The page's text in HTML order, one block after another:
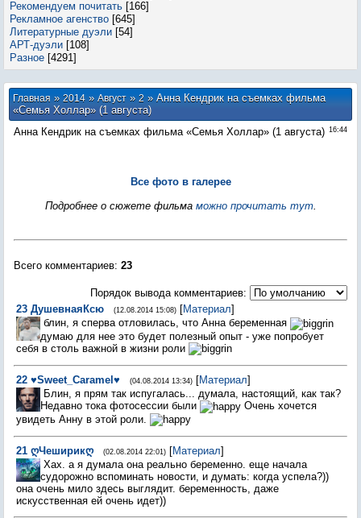
Рекомендуем почитать [166]
Рекламное агенство [645]
Литературные дуэли [54]
АРТ-дуэли [108]
Разное [4291]
Главная»2014 » Август » 2» Анна Кендрик на съемках фильма
«Семья Холлар» (1 августа)
16:44
Анна Кендрик на съемках фильма «Семья Холлар» (1 августа)
Все фото в галерее
Подробнее о сюжете фильма можно прочитать тут.
Всего комментариев: 23
Порядок вывода комментариев:
23 ДушевнаяКсю (12.08.2014 15:08) [Материал]
блин, я сперва отловилась, что Анна беременная
думаю для нее это будет полезный опыт - уже попробует
себя в столь важной в жизни роли
22 ♥Sweet_Caramel♥ (04.08.2014 13:34) [Материал]
Блин, я прям так испугалась... думала, настоящий, как так?
Недавно тока фотосессии были
Очень хочется
увидеть Анну в этой роли.
21 ღЧеширикღ (02.08.2014 22:01) [Материал]
Хах. а я думала она реально беременно. еще начала
судорожно вспоминать новости, и думать: когда успела?))
она очень мило здесь выглядит. беременность, даже
искусственная ей очень идет))